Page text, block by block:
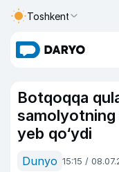
Toshkent
Botqoqqa
yeb qo‘ydi
Dunyo 15:15 /